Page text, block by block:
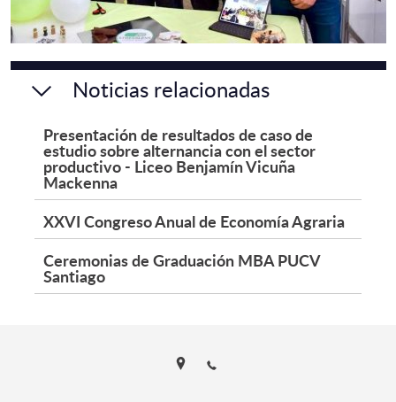
Noticias relacionadas
Presentación de resultados de caso de
estudio sobre alternancia con el sector
productivo - Liceo Benjamín Vicuña
Mackenna
XXVI Congreso Anual de Economía Agraria
Ceremonias de Graduación MBA PUCV
Santiago